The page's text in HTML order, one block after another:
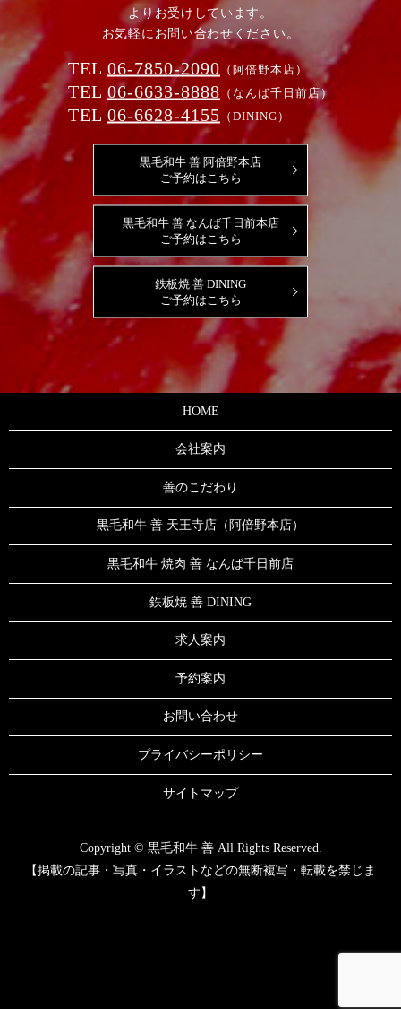
よりお受けしています。
お気軽にお問い合わせください。
TEL 06-7850-2090 （阿倍野本店）
TEL06-6633-8888 （なんば千日前店）
TEL 06-6628-4155 （DINING）
黒毛和牛 善 阿倍野本店
ご予約はこちら
黒毛和牛 善 なんば千日前本店
ご予約はこちら
鉄板焼 善 DINING
ご予約はこちら
HOME
会社案内
善のこだわり
黒毛和牛 善 天王寺店（阿倍野本店）
黒毛和牛 焼肉 善 なんば千日前店
鉄板焼 善 DINING
求人案内
予約案内
お問い合わせ
プライバシーポリシー
サイトマップ
Copyright © 黒毛和牛 善 All Rights Reserved.
【掲載の記事・写真・イラストなどの無断複写・転載を禁じま
す】